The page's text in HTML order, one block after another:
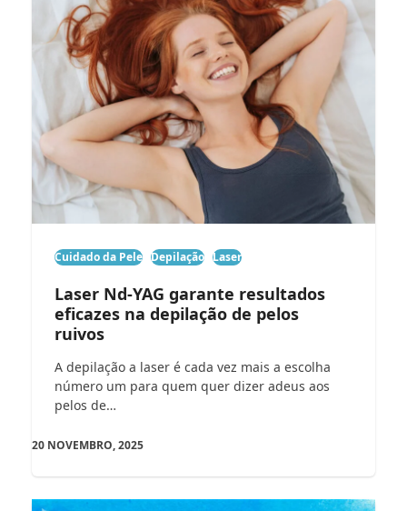
Cuidado da Pele Depilação Laser
Laser Nd-YAG garante resultados
eficazes na depilação de pelos
ruivos
A depilação a laser é cada vez mais a escolha
número um para quem quer dizer adeus aos
pelos de…
20 NOVEMBRO, 2025